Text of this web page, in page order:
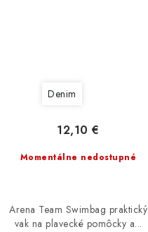
Denim
Momentálne nedostupné
12,10 €
Arena Team Swimbag praktický
vak na plavecké pomôcky a...